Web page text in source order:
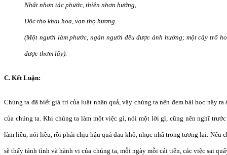
Nhất nhơn tác phước, thiên nhơn hưởng,
Ðộc thọ khai hoa, vạn thọ hương.
(Một người làm phước, ngàn người đều được ảnh hưởng; một cây trổ
được thơm lây).
C. Kết Luận:
Chúng ta đã biết giá trị của luật nhân quả, vậy chúng ta nên đem bài học nầy
của chúng ta. Khi chúng ta làm một việc gì, nói một lời gì, cũng nên nghĩ
làm liều, nói liều, rồi phải chịu hậu quả đau khổ, nhục nhã trong tương lai. Nếu
sẽ thấy tánh tình và hành vi của chúng ta, mỗi ngày mỗi cải tiến, các việc sai